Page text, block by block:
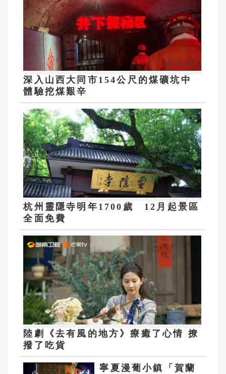
深入山西大同市154公尺的煤礦坑中
體驗挖煤艱辛
杭州靈隱寺明年1700歲 12月起景區
全面免費
陸劇《去有風的地方》療癒了心情 撩
撥了吃貨
寧夏漫葡小鎮「賀蘭